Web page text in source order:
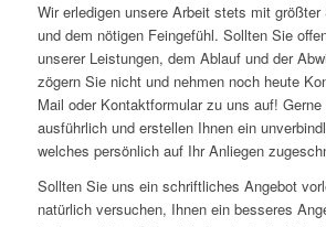
Wir erledigen unsere Arbeit stets mit
und dem nötigen Feingefühl. Sollten Sie
unserer Leistungen, dem Ablauf und der
zögern Sie nicht und nehmen noch heute
Mail oder Kontaktformular zu uns auf!
ausführlich und erstellen Ihnen ein
welches persönlich auf Ihr Anliegen
Sollten Sie uns ein schriftliches Angebot
natürlich versuchen, Ihnen ein besseres